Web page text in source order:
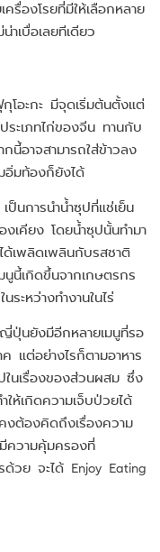
รื่องโรยที่มีให้เลือกหลาย
าเบื่อเลยทีเดียว
โอะกะ มีจุดเริ่มต้นตั้งแต่
ระเภทไก่ของจีน ทานกับ
นี้อาจสามารถใส่ข้าวลง
อิ่มท้องก็ยังได้
ป็นการนำน้ำซุปที่แช่เย็น
เคียง โดยน้ำซุปนั้นทำมา
ด้เพลิดเพลินกับรสชาติ
นี้เกิดขึ้นจากเกษตรกร
ระหว่างทำงานในไร่
ญี่ปุ่นยังมีอีกหลายเมนูที่รอ
แต่อย่างไรก็ตามอาหาร
ในเรื่องของส่วนผสม ซึ่ง
ให้เกิดความเจ็บป่วยได้
งต้องคิดถึงเรื่องความ
มีความคุ้มครองที่
ด้วย จะได้ Enjoy Eating